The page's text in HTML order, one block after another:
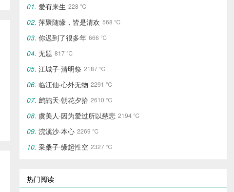
爱有来生 228 ℃
萍聚随缘，皆是清欢 568 ℃
你迟到了很多年 666 ℃
无题 817 ℃
江城子·清明祭 2187 ℃
临江仙·心外无物‌ 2291 ℃
鹧鸪天·朝花夕拾 2610 ℃
虞美人·因为爱过所以慈悲 2194 ℃
浣溪沙·本心 2269 ℃
采桑子·缘起性空 2327 ℃
热门阅读